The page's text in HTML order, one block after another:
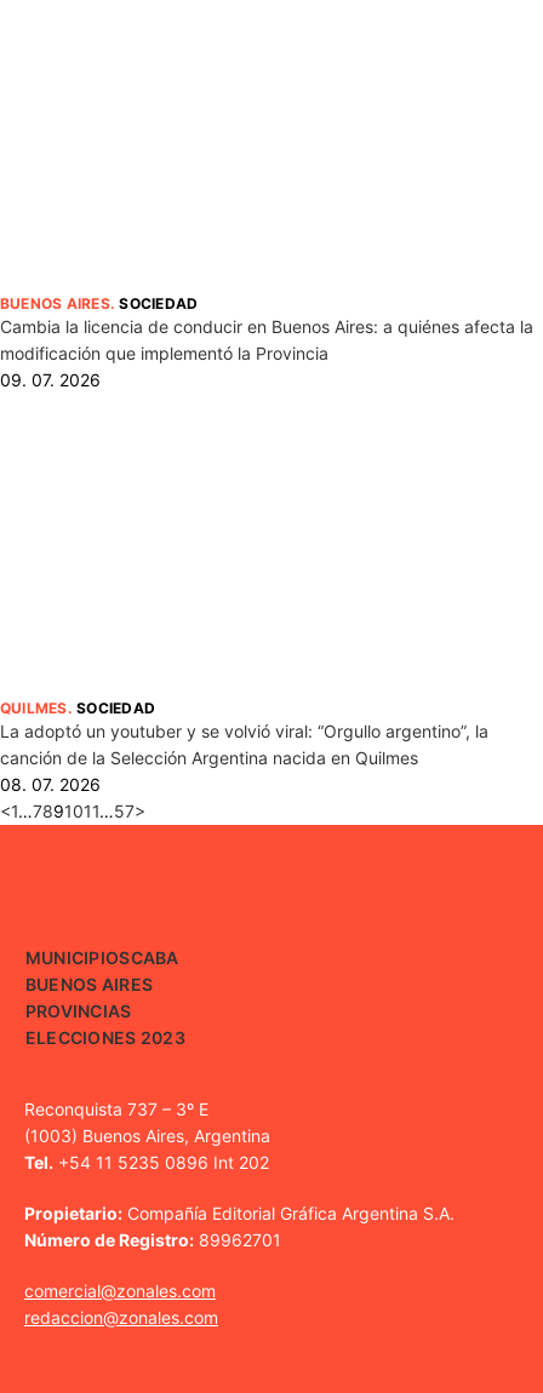
BUENOS AIRES.SOCIEDAD
Cambia la licencia de conducir en Buenos Aires: a quiénes afecta la
modificación que implementó la Provincia
09. 07. 2026
QUILMES.SOCIEDAD
La adoptó un youtuber y se volvió viral: “Orgullo argentino”, la
canción de la Selección Argentina nacida en Quilmes
08. 07. 2026
<1…7891011…57>
MUNICIPIOSCABA
BUENOS AIRES
PROVINCIAS
ELECCIONES 2023
Reconquista 737 – 3º E
(1003) Buenos Aires, Argentina
Tel. +54 11 5235 0896 Int 202
Propietario: Compañía Editorial Gráfica Argentina S.A.
Número de Registro: 89962701
comercial@zonales.com
redaccion@zonales.com